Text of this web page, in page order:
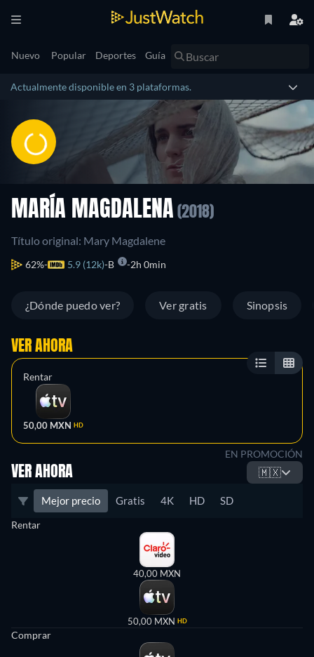
Nuevo Popular Deportes Guía
Actualmente disponible en 3 plataformas.
MARÍA MAGDALENA (2018)
Título original: Mary Magdalene
62% 5.9 (12k) B 2h 0min
¿Dónde puedo ver? Ver gratis Sinopsis
VER AHORA
Rentar
50,00 MXN HD
EN PROMOCIÓN
VER AHORA 🇲🇽
Mejor precio Gratis 4K HD SD
Rentar
40,00 MXN
50,00 MXN HD
Comprar